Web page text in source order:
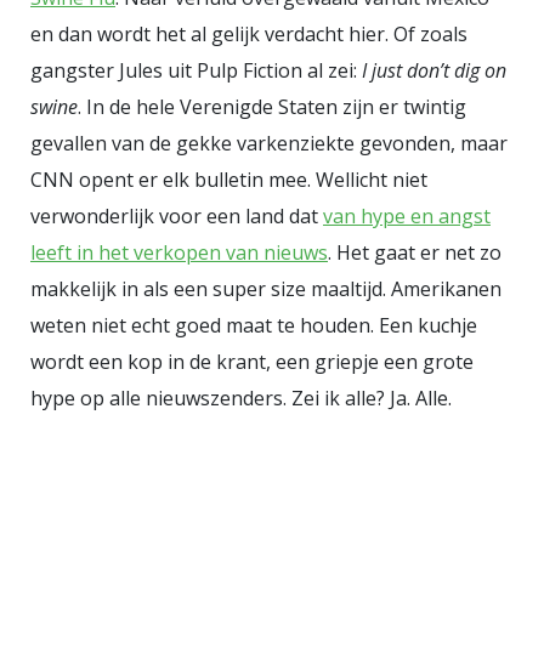
en dan wordt het al gelijk verdacht hier. Of zoals
gangster Jules uit Pulp Fiction al zei: I just don’t dig on
swine. In de hele Verenigde Staten zijn er twintig
gevallen van de gekke varkenziekte gevonden, maar
CNN opent er elk bulletin mee. Wellicht niet
verwonderlijk voor een land datvan hype en angst
leeft in het verkopen van nieuws. Het gaat er net zo
makkelijk in als een super size maaltijd. Amerikanen
weten niet echt goed maat te houden. Een kuchje
wordt een kop in de krant, een griepje een grote
hype op alle nieuwszenders. Zei ik alle? Ja. Alle.